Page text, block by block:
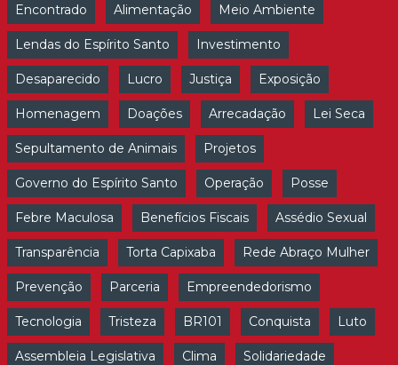
Encontrado Alimentação Meio Ambiente
Lendas do Espírito Santo Investimento
Desaparecido Lucro Justiça Exposição
Homenagem Doações Arrecadação Lei Seca
Sepultamento de Animais Projetos
Governo do Espírito Santo Operação Posse
Febre Maculosa Benefícios Fiscais Assédio Sexual
Transparência Torta Capixaba Rede Abraço Mulher
Prevenção Parceria Empreendedorismo
Tecnologia Tristeza BR101 Conquista Luto
Assembleia Legislativa Clima Solidariedade